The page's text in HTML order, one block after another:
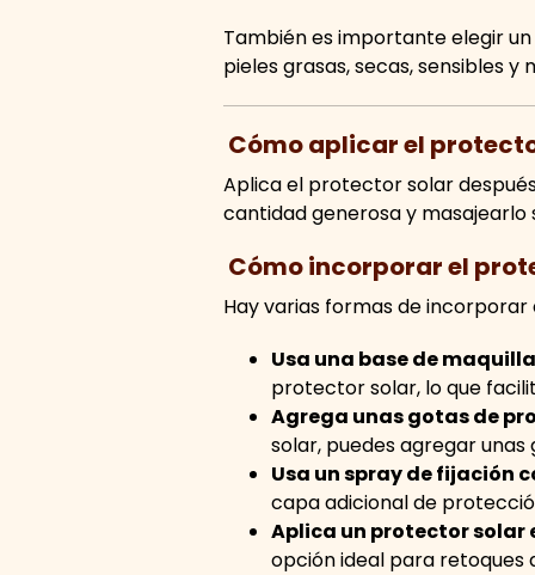
También es importante elegir
pieles grasas, secas, sensibles y
Cómo aplicar el
Aplica el protector solar
cantidad generosa y
Cómo incorporar el
Hay varias formas de
Usa una base de
protector solar, lo que
Agrega unas gotas de
solar, puedes agregar
Usa un spray de fijación
capa adicional de
Aplica un protector solar
opción ideal para retoques